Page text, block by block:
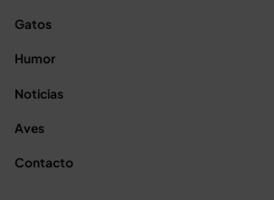
Gatos
Humor
Noticias
Aves
Contacto